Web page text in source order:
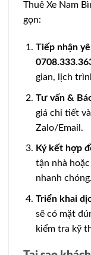
Thuê Xe Nam
gọn:
Tiếp nhận
gian, lịch
Tư vấn &
giá chi tiết
Zalo/Email.
Ký kết hợp
tận nhà
nhanh chóng.
Triển khai
sẽ có mặt
kiểm tra kỹ